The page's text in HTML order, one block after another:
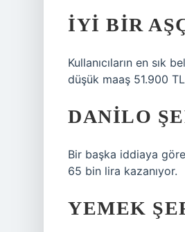
İYI BIR
Kullanıcıların en
düşük maaş 51.900
DANILO
Bir başka iddiaya
65 bin lira kazanıyor.
YEMEK